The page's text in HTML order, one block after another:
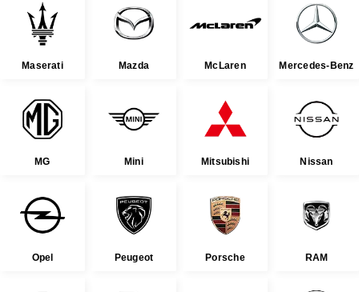
Maserati Mazda McLaren Mercedes-Benz
MG Mini Mitsubishi Nissan
Opel Peugeot Porsche RAM